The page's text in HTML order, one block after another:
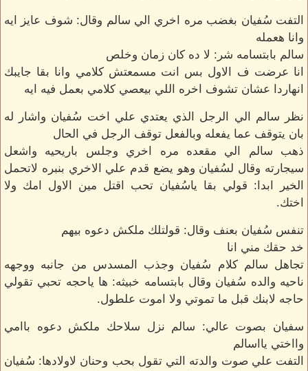
التفت سُفيان بغضب مره اخري الي سالم وقال: شوف عايز ايه
وانا هعمله
سالم بابتسامه شر: لا ده كان زمان وخلص
انا عرضت ف الاول بس انت مسمعتش كلامي وانا بقا جايبك
انهاردا عشان تشوف اخره اللي بيعصي كلامي بعمل فيه ايه
نظر سالم الي الرجل الذي يعتدي علي اخت سُفيان واشار له
بان يتوقف عما يفعله وبالفعل توقف الرجل في الحال
ذهب سالم الي مقعده مره اخري وجلس باريحيه واشعل
سيجارته وقال لسُفيان وهو يضع قدم علي الاخري بنبره لاتحمل
الخير ابدا: قولي بقا ياسُفيان تحب اقتل مين الاول امك ولا
اختك.
تنفس سُفيان بعنف وقال: قولتلك ملكش دعوه بيهم
خد حقك مني انا
تجاهل سالم كلام سُفيان وجذب المسدس من جانبه ووجهه
ناحيه والده سُفيان وقال بابتسامه خبيثه: ها ياحجه تحبي تقولي
حاجه لابنك قبل ما تموتي ولا اموت علطول.
سفيان بصوت عالي: سالم نزل سلاحك ملكش دعوه باامي
وااختي يااسالم
التفت علي صوت والدته التي تقول بحب وحنان لاولادها: سُفيان